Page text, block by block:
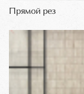
Прямой рез